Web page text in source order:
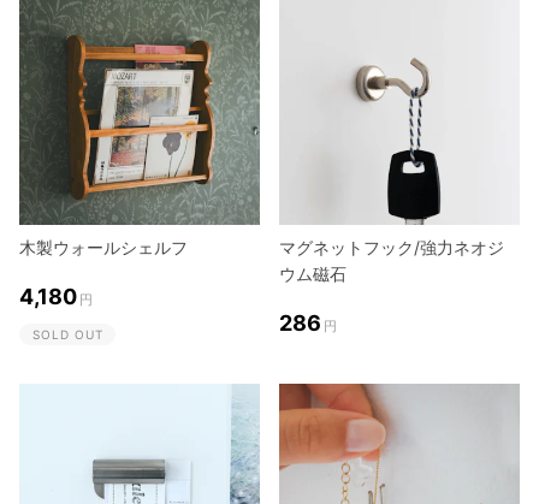
木製ウォールシェルフ
4,180 円
SOLD OUT
マグネットフック/強力ネオジ
ウム磁石
286 円